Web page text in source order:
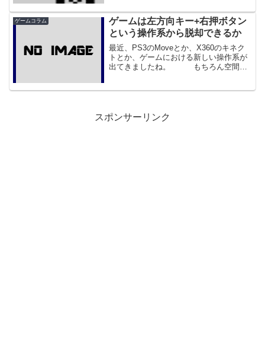
ユーザーの購入の目安になるというもの
のほかに、もうひとつ効果...
ゲームコラム
ゲームは左方向キー+右押ボタン
という操作系から脱却できるか
最近、PS3のMoveとか、X360のキネク
トとか、ゲームにおける新しい操作系が
出てきましたね。 もちろん空間的
スポンサーリンク